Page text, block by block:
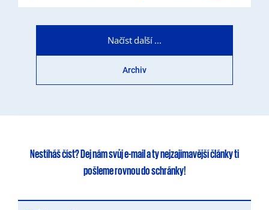
Načíst další ...
Archiv
Nestíháš číst?Dej nám svůj e-maila tynejzajímavější článkyti
pošleme rovnou do schránky!